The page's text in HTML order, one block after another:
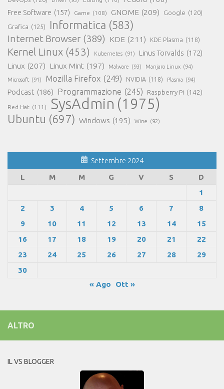
Free Software (157) Game (108) GNOME (209) Google (120)
Grafica (125) Informatica (583)
Internet Browser (389) KDE (211) KDE Plasma (118)
Kernel Linux (453) Kubernetes (91) Linus Torvalds (172)
Linux (207) Linux Mint (197) Malware (93) Manjaro Linux (94)
Microsoft (91) Mozilla Firefox (249) NVIDIA (118) Plasma (94)
Podcast (186) Programmazione (245) Raspberry Pi (142)
Red Hat (111) SysAdmin (1975)
Ubuntu (697) Windows (195) Wine (92)
Settembre 2024
L
M M G V S
D
1
2
3 4 5 6 7
8
9
10 11 12 13 14
15
16
17 18 19 20 21
22
23
24 25 26 27 28
29
30
« Ago
Ott »
ALTRO
IL VS BLOGGER